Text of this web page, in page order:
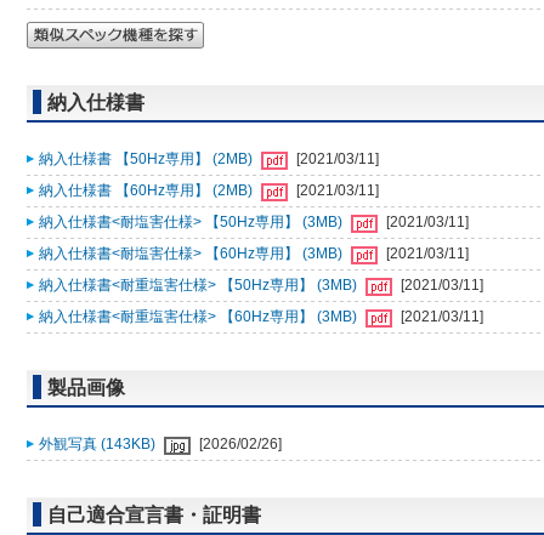
納入仕様書
納入仕様書 【50Hz専用】 (2MB)
[2021/03/11]
納入仕様書 【60Hz専用】 (2MB)
[2021/03/11]
納入仕様書<耐塩害仕様> 【50Hz専用】 (3MB)
[2021/03/11]
納入仕様書<耐塩害仕様> 【60Hz専用】 (3MB)
[2021/03/11]
納入仕様書<耐重塩害仕様> 【50Hz専用】 (3MB)
[2021/03/11]
納入仕様書<耐重塩害仕様> 【60Hz専用】 (3MB)
[2021/03/11]
製品画像
外観写真 (143KB) [2026/02/26]
自己適合宣言書・証明書